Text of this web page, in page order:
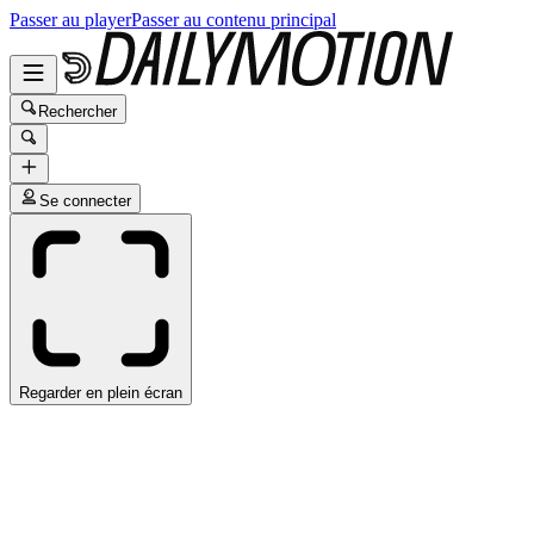
Passer au playerPasser au contenu principal
Rechercher
Se connecter
Regarder en plein écran